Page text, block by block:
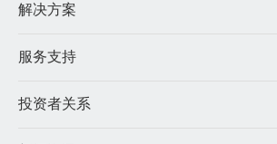
解决方案
服务支持
投资者关系